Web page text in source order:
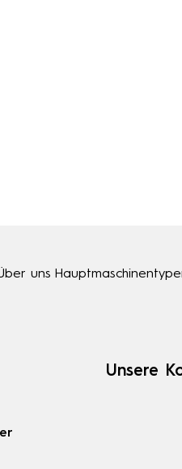
uns
Unsere